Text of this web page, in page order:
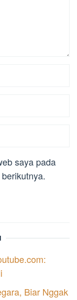
saya pada
Biar Nggak